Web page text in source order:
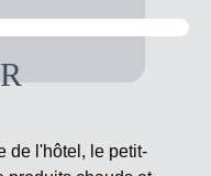
de l'hôtel, le petit-